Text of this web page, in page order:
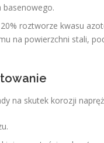
basenowego.
roztworze kwasu
na powierzchni stali,
na skutek korozji